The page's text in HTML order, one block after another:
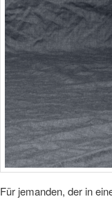
Für jemanden, der in